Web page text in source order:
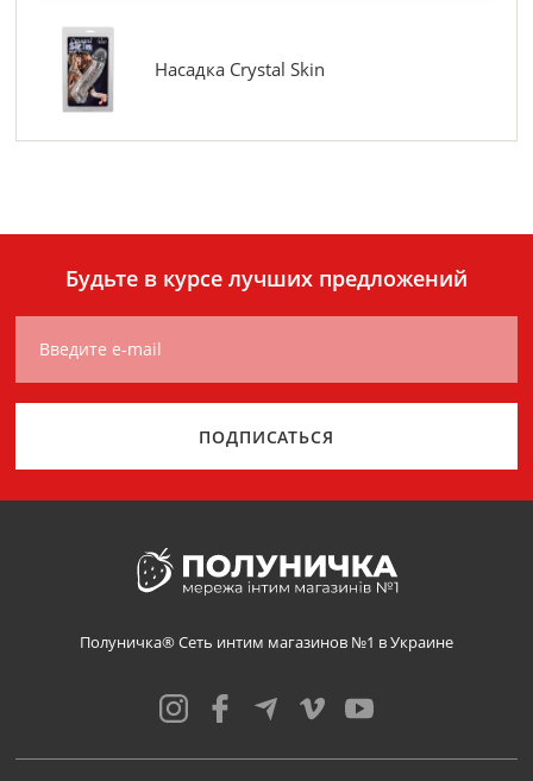
Насадка Crystal Skin
Будьте в курсе лучших предложений
Введите e-mail
ПОДПИСАТЬСЯ
Полуничка® Сеть интим магазинов №1 в Украине